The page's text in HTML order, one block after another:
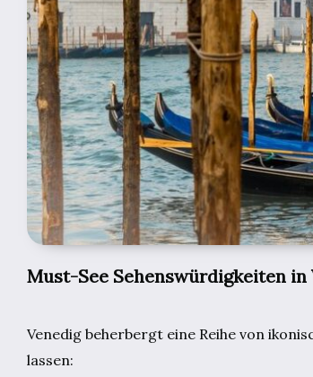
Must-See Sehenswürdigkeiten in
Venedig beherbergt eine Reihe von
lassen: